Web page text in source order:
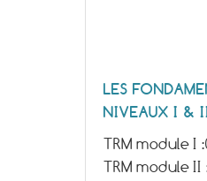
LES
NIVEAUX I &
TRM module I :
TRM module II